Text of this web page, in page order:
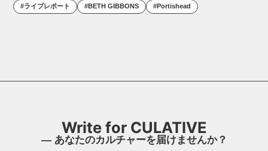
#ライブレポート #BETH GIBBONS #Portishead
Write for CULATIVE
― あなたのカルチャーを届けませんか？